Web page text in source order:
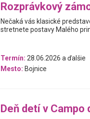
Rozprávkový
Nečaká vás klasické
stretnete postavy Malého
Termín: 28.06.2026 a ďalšie
Mesto: Bojnice
Deň detí v Campo